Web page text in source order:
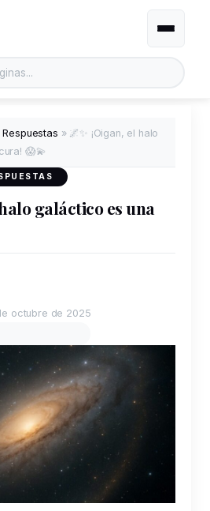
Alternar
» 🌌✨ ¡Oigan, el halo
😱💫
galáctico es una
octubre de 2025